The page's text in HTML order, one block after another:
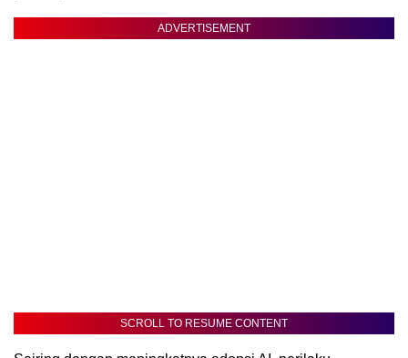
ADVERTISEMENT
SCROLL TO RESUME CONTENT